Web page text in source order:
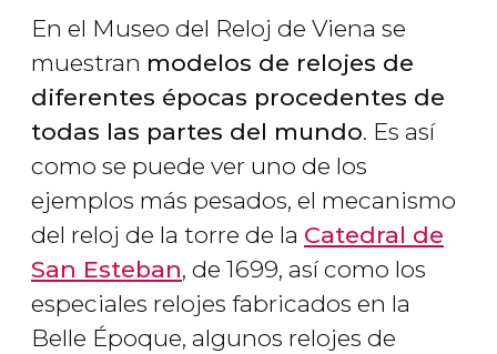
En el Museo del Reloj de Viena se
muestran modelos de relojes de
diferentes épocas procedentes de
todas las partes del mundo. Es así
como se puede ver uno de los
ejemplos más pesados, el mecanismo
del reloj de la torre de la Catedral de
San Esteban, de 1699, así como los
especiales relojes fabricados en la
Belle Époque, algunos relojes de